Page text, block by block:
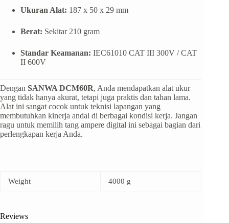
Ukuran Alat: 187 x 50 x 29 mm
Berat: Sekitar 210 gram
Standar Keamanan: IEC61010 CAT III 300V / CAT
II 600V
Dengan SANWA DCM60R, Anda mendapatkan alat ukur
yang tidak hanya akurat, tetapi juga praktis dan tahan lama.
Alat ini sangat cocok untuk teknisi lapangan yang
membutuhkan kinerja andal di berbagai kondisi kerja. Jangan
ragu untuk memilih tang ampere digital ini sebagai bagian dari
perlengkapan kerja Anda.
Weight 4000 g
Reviews